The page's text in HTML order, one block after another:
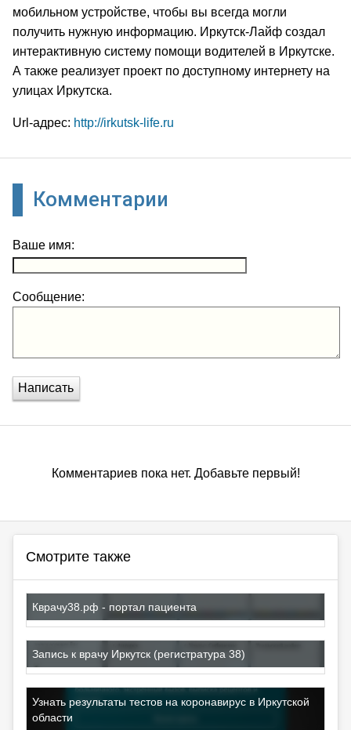
мобильном устройстве, чтобы вы всегда могли
получить нужную информацию. Иркутск-Лайф создал
интерактивную систему помощи водителей в Иркутске.
А также реализует проект по доступному интернету на
улицах Иркутска.
Url-адрес: http://irkutsk-life.ru
Комментарии
Ваше имя:
Сообщение:
Написать
Комментариев пока нет. Добавьте первый!
Смотрите также
Кврачу38.рф - портал пациента
Запись к врачу Иркутск (регистратура 38)
Узнать результаты тестов на коронавирус в Иркутской
области